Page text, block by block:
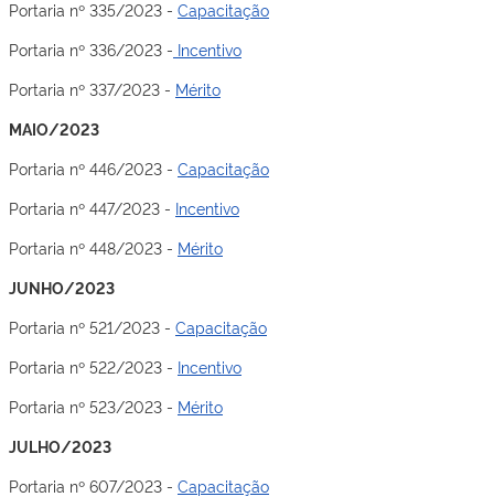
Portaria nº 335/2023 - Capacitação
Portaria nº 336/2023 - Incentivo
Portaria nº 337/2023 - Mérito
MAIO/2023
Portaria nº 446/2023 - Capacitação
Portaria nº 447/2023 - Incentivo
Portaria nº 448/2023 - Mérito
JUNHO/2023
Portaria nº 521/2023 - Capacitação
Portaria nº 522/2023 - Incentivo
Portaria nº 523/2023 - Mérito
JULHO/2023
Portaria nº 607/2023 - Capacitação